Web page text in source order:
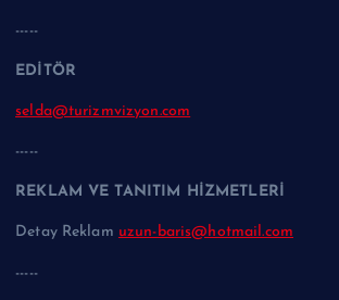
-----
EDİTÖR
selda@turizmvizyon.com
-----
REKLAM VE TANITIM HİZMETLERİ
Detay Reklam uzun-baris@hotmail.com
-----